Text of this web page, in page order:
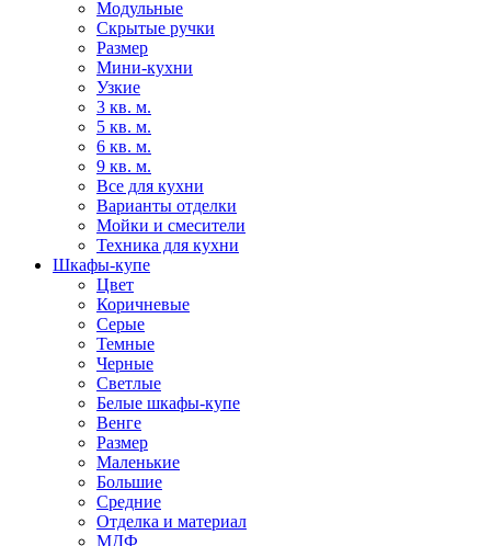
Модульные
Скрытые ручки
Размер
Мини-кухни
Узкие
3 кв. м.
5 кв. м.
6 кв. м.
9 кв. м.
Все для кухни
Варианты отделки
Мойки и смесители
Техника для кухни
Шкафы-купе
Цвет
Коричневые
Серые
Темные
Черные
Светлые
Белые шкафы-купе
Венге
Размер
Маленькие
Большие
Средние
Отделка и материал
МДФ